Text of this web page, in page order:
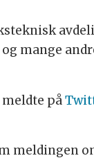
mange
meldte på
meldingen